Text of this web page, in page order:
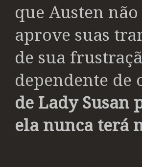
que Austen
aprove suas
de sua
dependente de
de Lady Susan
ela nunca terá